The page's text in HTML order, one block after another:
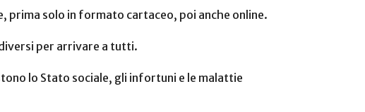
prima solo in formato cartaceo, poi anche online.
per arrivare a tutti.
lo Stato sociale, gli infortuni e le malattie